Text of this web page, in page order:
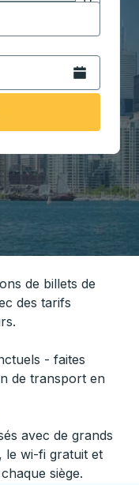
Cliquez
destination pour
oblique du mois à
Ouvrez le
avec
de billets de
des tarifs
- faites
de transport en
avec de grands
le wi-fi gratuit et
siège.